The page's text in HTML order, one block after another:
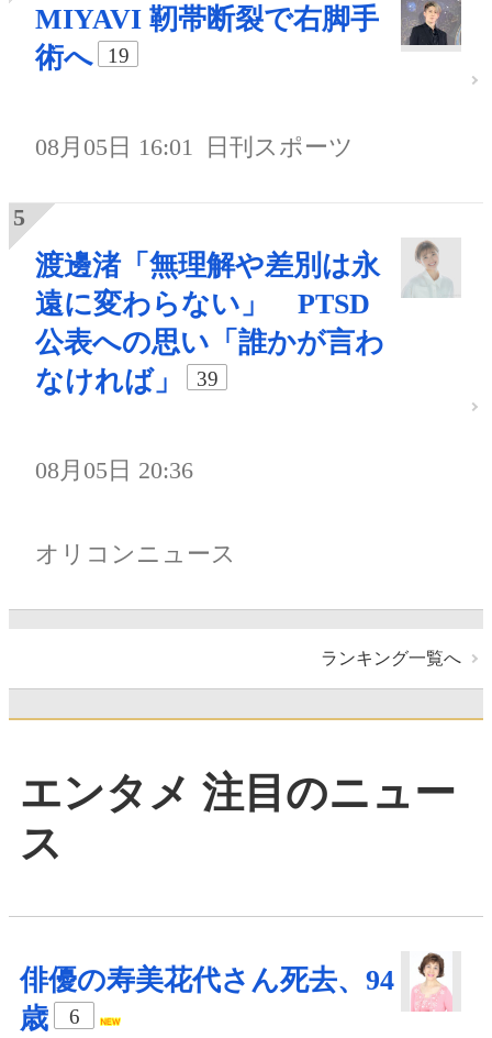
MIYAVI 靭帯断裂で右脚手
術へ
19
08月05日 16:01 日刊スポーツ
渡邊渚「無理解や差別は永
遠に変わらない」 PTSD
公表への思い「誰かが言わ
なければ」
39
08月05日 20:36
オリコンニュース
ランキング一覧へ
エンタメ 注目のニュー
ス
俳優の寿美花代さん死去、94
歳
6